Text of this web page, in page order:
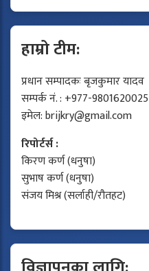
हाम्रो टीम:
प्रधान सम्पादकः बृजकुमार यादव
सम्पर्क नं. : +977-9801620025
इमेल:brijkry@gmail.com
रिपोर्टर्स :
किरण कर्ण (धनुषा)
सुभाष कर्ण (धनुषा)
संजय मिश्र (सर्लाही/रौतहट)